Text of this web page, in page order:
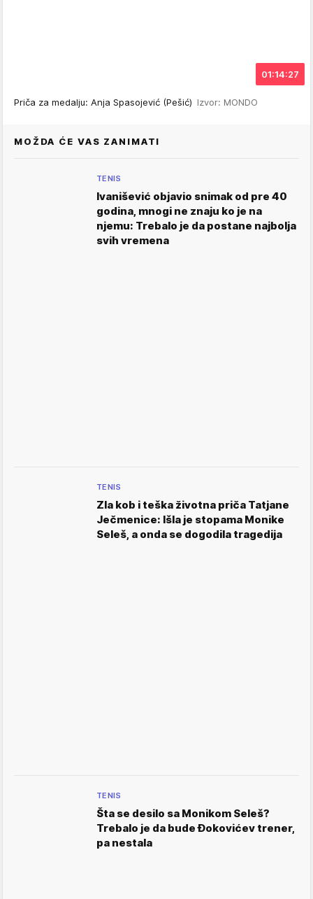
01:14:27
Priča za medalju: Anja Spasojević (Pešić) Izvor: MONDO
MOŽDA ĆE VAS ZANIMATI
TENIS
Ivanišević objavio snimak od pre 40
godina, mnogi ne znaju ko je na
njemu: Trebalo je da postane najbolja
svih vremena
TENIS
Zla kob i teška životna priča Tatjane
Ječmenice: Išla je stopama Monike
Seleš, a onda se dogodila tragedija
TENIS
Šta se desilo sa Monikom Seleš?
Trebalo je da bude Đokovićev trener,
pa nestala